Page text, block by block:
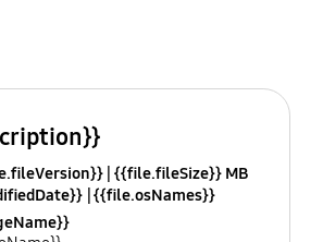
{{file.fileSize}} MB
{{file.osNames}}